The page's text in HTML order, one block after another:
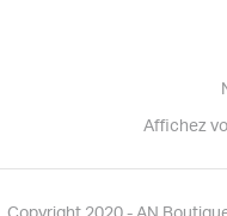
Affichez